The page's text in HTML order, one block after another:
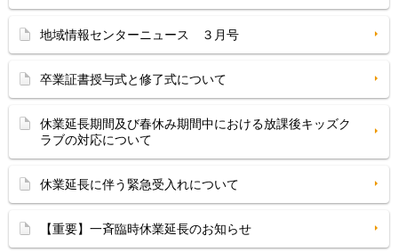
地域情報センターニュース ３月号
卒業証書授与式と修了式について
休業延長期間及び春休み期間中における放課後キッズク
ラブの対応について
休業延長に伴う緊急受入れについて
【重要】一斉臨時休業延長のお知らせ